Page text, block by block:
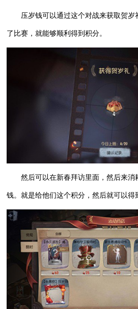
压岁钱可以通过这个对战来获取贺
了比赛，就能够顺利得到积分。
然后可以在新春拜访里面，然后来消
钱。就是给他们这个积分，然后就可以得